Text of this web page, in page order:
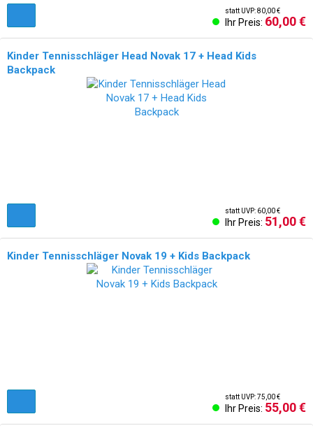
statt UVP: 80,00 €
Ihr Preis: 60,00 €
Kinder Tennisschläger Head Novak 17 + Head Kids
Backpack
statt UVP: 60,00 €
Ihr Preis: 51,00 €
Kinder Tennisschläger Novak 19 + Kids Backpack
statt UVP: 75,00 €
Ihr Preis: 55,00 €